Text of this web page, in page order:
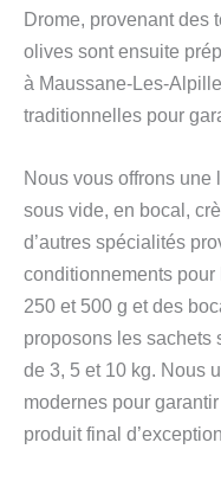
Drome, provenant des
olives sont ensuite
à Maussane-Les-
traditionnelles pour
Nous vous offrons une
sous vide, en bocal,
d’autres spécialités
conditionnements
250 et 500 g et des
proposons les sachets
de 3, 5 et 10 kg. Nous
modernes pour
produit final